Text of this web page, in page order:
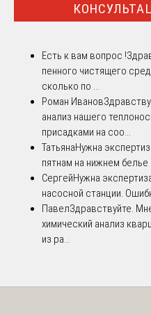
Есть к вам вопрос !
пенного чистящего
сколько по ...
Роман Иванов
анализ нашего
присадками на соо...
ТатьянаНужна
пятнам на нижнем белье
СергейНужна
насосной станции.
ПавелЗдравствуйте.
химический анализ
из ра...